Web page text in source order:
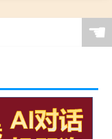
☚